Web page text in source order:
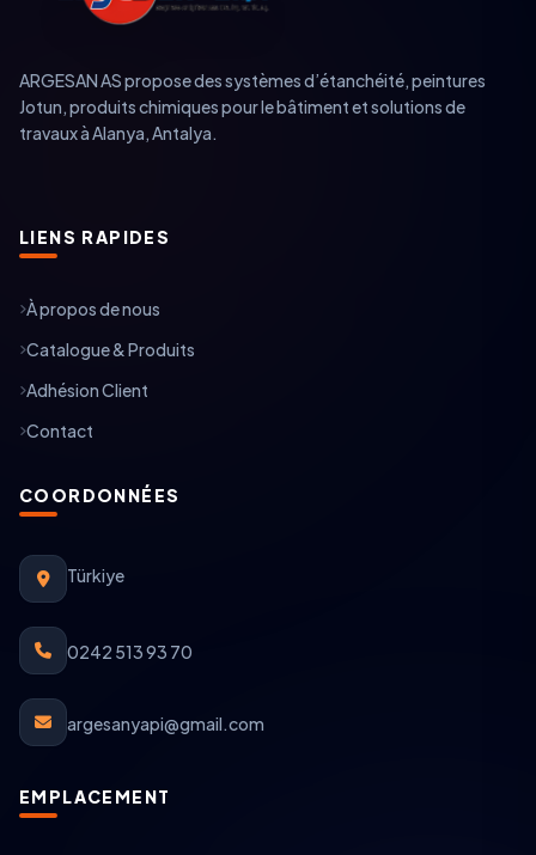
ARGESAN AS propose des systèmes d’étanchéité, peintures
Jotun, produits chimiques pour le bâtiment et solutions de
travaux à Alanya, Antalya.
LIENS RAPIDES
À propos de nous
Catalogue & Produits
Adhésion Client
Contact
COORDONNÉES
Türkiye
0242 513 93 70
argesanyapi@gmail.com
EMPLACEMENT